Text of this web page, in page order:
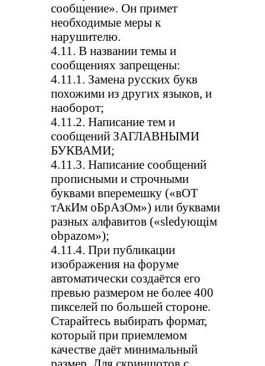
сообщение». Он примет
необходимые меры к
нарушителю.
4.11. В названии темы и
сообщениях запрещены:
4.11.1. Замена русских букв
похожими из других языков, и
наоборот;
4.11.2. Написание тем и
сообщений ЗАГЛАВНЫМИ
БУКВАМИ;
4.11.3. Написание сообщений
прописными и строчными
буквами вперемешку («вОТ
тАкИм оБрАзОм») или буквами
разных алфавитов («slеdующiм
оbраzом»);
4.11.4. При публикации
изображения на форуме
автоматически создаётся его
превью размером не более 400
пикселей по большей стороне.
Старайтесь выбирать формат,
который при приемлемом
качестве даёт минимальный